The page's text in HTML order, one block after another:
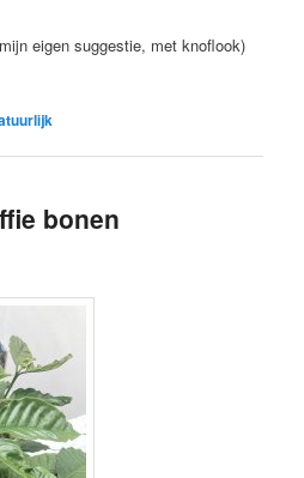
eigen suggestie, met knoflook)
bonen